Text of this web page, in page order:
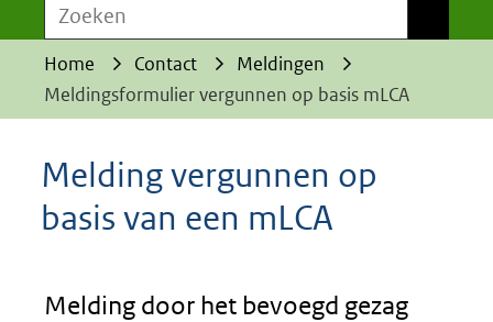
Zoeken
Home Contact
Meldingen
Meldingsformulier vergunnen op basis mLCA
Melding vergunnen op
basis van een mLCA
Melding door het bevoegd gezag